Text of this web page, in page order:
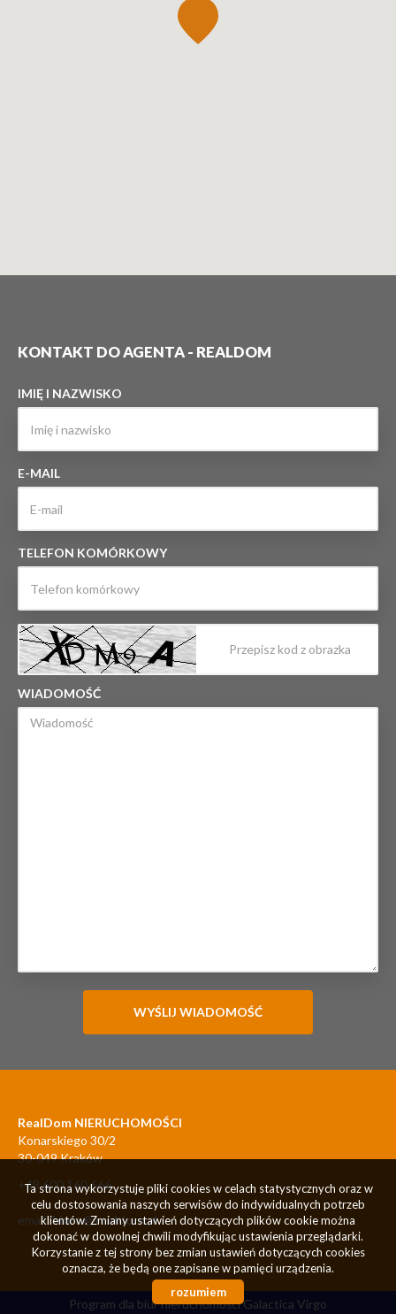
KONTAKT DO AGENTA - REALDOM
IMIĘ I NAZWISKO
E-MAIL
TELEFON KOMÓRKOWY
WIADOMOŚĆ
RealDom NIERUCHOMOŚCI
Konarskiego 30/2
30-049 Kraków
+48 600 160 666
email:biuro@realdom.pl
Program dla biur nieruchomościGalactica Virgo
Ta strona wykorzystuje pliki cookies w celach statystycznych oraz w
celu dostosowania naszych serwisów do indywidualnych potrzeb
klientów. Zmiany ustawień dotyczących plików cookie można
dokonać w dowolnej chwili modyfikując ustawienia przeglądarki.
Korzystanie z tej strony bez zmian ustawień dotyczących cookies
oznacza, że będą one zapisane w pamięci urządzenia.
rozumiem